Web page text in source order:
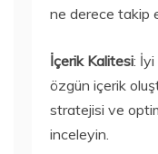
ne derece takip
İçerik Kalitesi:
özgün içerik
stratejisi ve
inceleyin.